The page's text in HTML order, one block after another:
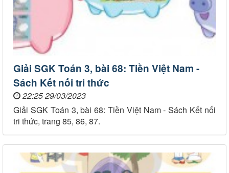
Giải SGK Toán 3, bài 68: Tiền Việt Nam -
Sách Kết nối tri thức
22:25 29/03/2023
Giải SGK Toán 3, bài 68: Tiền Việt Nam - Sách Kết nối
tri thức, trang 85, 86, 87.